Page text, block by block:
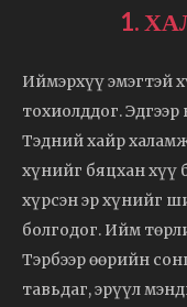
1.
Иймэрхүү эмэгтэй
тохиолддог.
Тэдний хайр
хүнийг бяцхан хүү
хүрсэн эр хүнийг
болгодог. Ийм
Тэрбээр өөрийн
тавьдаг, эрүүл